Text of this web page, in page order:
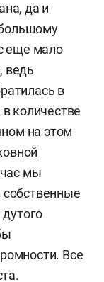
да и
еще мало
ведь
в
количестве
на этом
мы
Все